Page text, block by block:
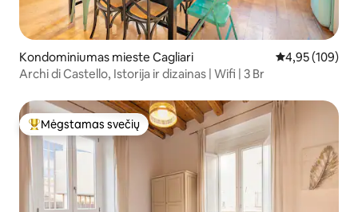
Kondominiumas mieste Cagliari Vidutinis
4,95 (109)
Archi di Castello, Istorija ir dizainas | Wifi | 3 Br
Svečių mėgstamiausias
Mėgstamas svečių